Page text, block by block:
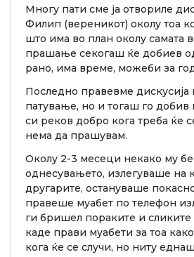
Многу пати сме ја отвориле
Филип (вереникот) околу тоа
што има во план околу самата
прашање секогаш ќе добиев
рано, има време, можеби за
Последно правевме дискусија
патување, но и тогаш го добив
си реков добро кога треба ќе
нема да прашувам.
Околу 2-3 месеци некако му
однесувањето, излегуваше на
другарите, остануваше
правеше муабет по телефон
ги бришел пораките и сликите
каде прави муабети за тоа
кога ќе се случи, но ниту